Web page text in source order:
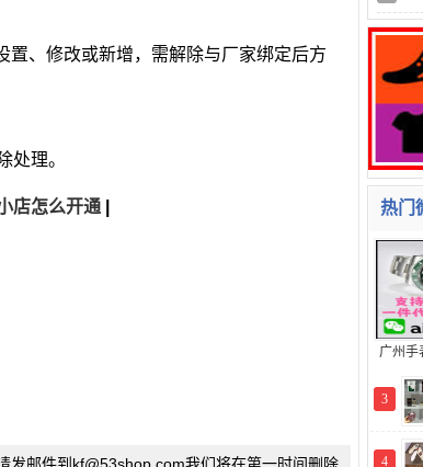
、修改或新增，需解除与厂家绑定后方
处理。
店怎么开通 热门
广州手
3
4